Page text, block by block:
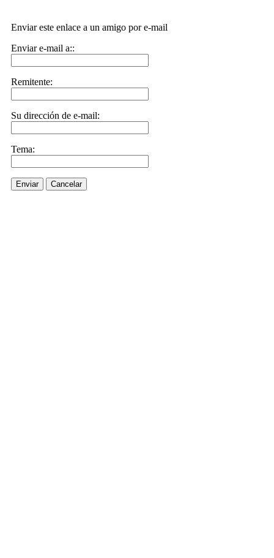
Enviar este enlace a un amigo por e-mail
Enviar e-mail a::
Remitente:
Su dirección de e-mail:
Tema:
Enviar Cancelar